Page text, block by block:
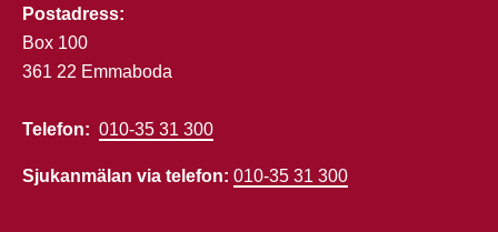
Postadress:
Box 100
361 22 Emmaboda
Telefon: 010-35 31 300
Sjukanmälan via telefon: 010-35 31 300